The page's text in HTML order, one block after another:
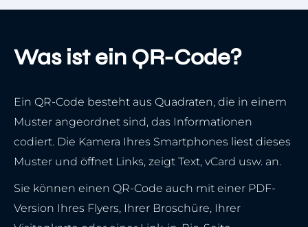
Was ist ein QR-Code?
Ein QR-Code besteht aus Quadraten, die in einem
Muster angeordnet sind, das Informationen
codiert. Die Kamera Ihres Smartphones liest dieses
Muster und öffnet Links, zeigt Text, vCard usw. an.
Sie können einen QR-Code auch mit einer PDF-
Version Ihres Flyers, Ihrer Broschüre, Ihrer